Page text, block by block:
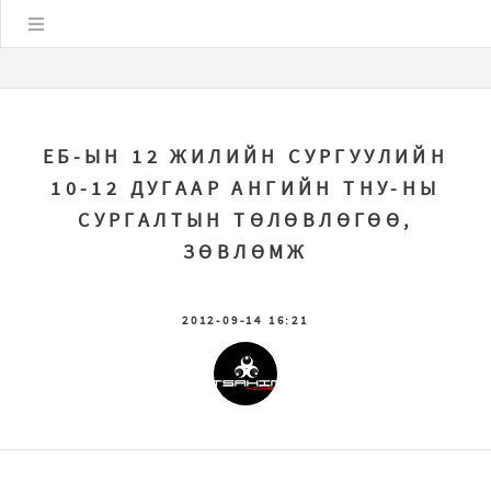
ЕБ-ЫН 12 ЖИЛИЙН СУРГУУЛИЙН
10-12 ДУГААР АНГИЙН ТНУ-НЫ
СУРГАЛТЫН ТӨЛӨВЛӨГӨӨ,
ЗӨВЛӨМЖ
2012-09-14 16:21